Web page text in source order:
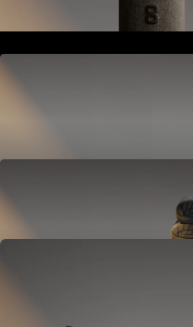
Hub
Reguliert die Temperatur und erfasst
OPTIONAL